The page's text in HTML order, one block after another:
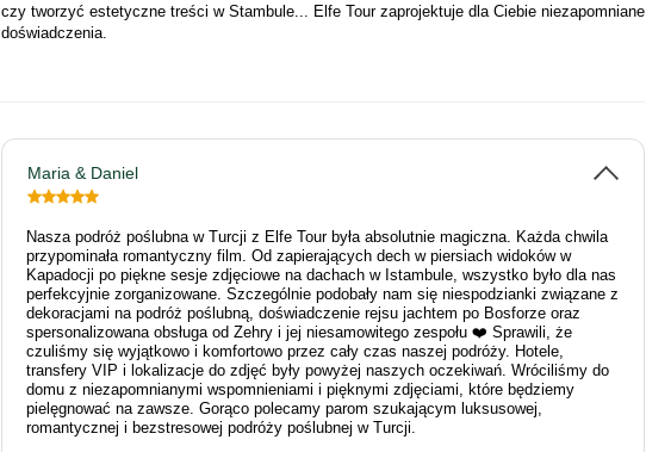
czy tworzyć estetyczne treści w Stambule... Elfe Tour zaprojektuje dla Ciebie niezapomniane
doświadczenia.
Maria & Daniel
Nasza podróż poślubna w Turcji z Elfe Tour była absolutnie magiczna. Każda chwila
przypominała romantyczny film. Od zapierających dech w piersiach widoków w
Kapadocji po piękne sesje zdjęciowe na dachach w Istambule, wszystko było dla nas
perfekcyjnie zorganizowane. Szczególnie podobały nam się niespodzianki związane z
dekoracjami na podróż poślubną, doświadczenie rejsu jachtem po Bosforze oraz
spersonalizowana obsługa od Zehry i jej niesamowitego zespołu ❤️ Sprawili, że
czuliśmy się wyjątkowo i komfortowo przez cały czas naszej podróży. Hotele,
transfery VIP i lokalizacje do zdjęć były powyżej naszych oczekiwań. Wróciliśmy do
domu z niezapomnianymi wspomnieniami i pięknymi zdjęciami, które będziemy
pielęgnować na zawsze. Gorąco polecamy parom szukającym luksusowej,
romantycznej i bezstresowej podróży poślubnej w Turcji.